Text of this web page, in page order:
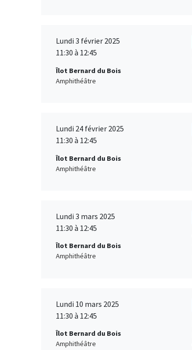
Lundi 3 février 2025
11:30 à 12:45
Îlot Bernard du Bois
Amphithéâtre
Lundi 24 février 2025
11:30 à 12:45
Îlot Bernard du Bois
Amphithéâtre
Lundi 3 mars 2025
11:30 à 12:45
Îlot Bernard du Bois
Amphithéâtre
Lundi 10 mars 2025
11:30 à 12:45
Îlot Bernard du Bois
Amphithéâtre